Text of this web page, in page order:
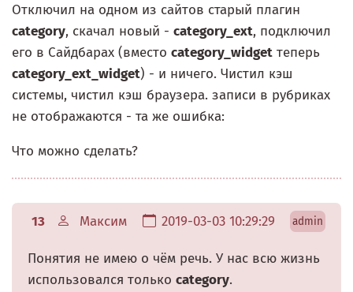
Отключил на одном из сайтов старый плагин
category, скачал новый - category_ext, подключил
его в Сайдбарах (вместо category_widget теперь
category_ext_widget) - и ничего. Чистил кэш
системы, чистил кэш браузера. записи в рубриках
не отображаются - та же ошибка:
Что можно сделать?
13 Максим 2019-03-03 10:29:29 admin
Понятия не имею о чём речь. У нас всю жизнь
использовался только category.